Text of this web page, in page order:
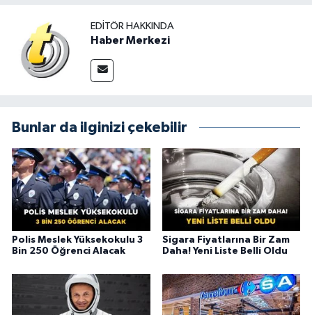
EDITÖR HAKKINDA
Haber Merkezi
Bunlar da ilginizi çekebilir
Polis Meslek Yüksekokulu 3
Bin 250 Öğrenci Alacak
Sigara Fiyatlarına Bir Zam
Daha! Yeni Liste Belli Oldu